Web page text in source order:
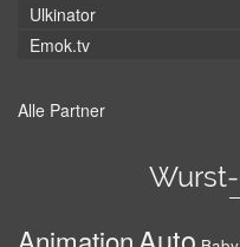
Ulkinator
Emok.tv
Alle Partner